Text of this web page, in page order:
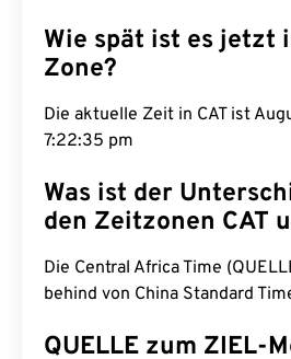
Wie spät ist es jetzt
Zone?
Die aktuelle Zeit in CAT ist
7:22:36 pm
Was ist der
den Zeitzonen CAT
Die Central Africa Time
behind von China Standard
QUELLE zum ZIEL-